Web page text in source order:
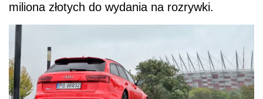
miliona złotych do wydania na rozrywki.